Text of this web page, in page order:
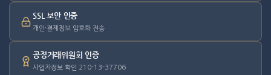
SSL 보안 인증
개인·결제정보 암호화 전송
공정거래위원회 인증
사업자정보 확인 210-13-37706